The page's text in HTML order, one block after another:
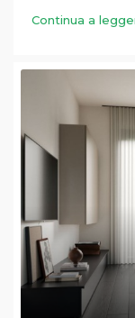
Continua a